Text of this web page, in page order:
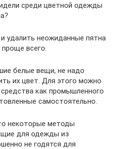
среди цветной одежды
удалить неожиданные пятна
всего.
белые вещи, не надо
их цвет. Для этого можно
как промышленного
самостоятельно.
некоторые методы
для одежды из
не годятся для